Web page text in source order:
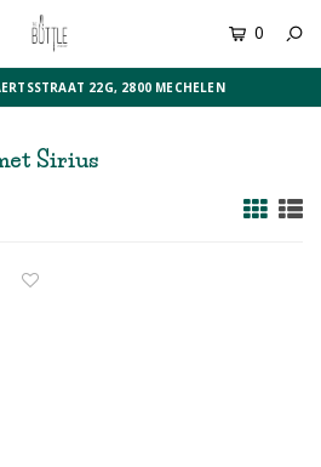
0
22G, 2800 MECHELEN
Sirius